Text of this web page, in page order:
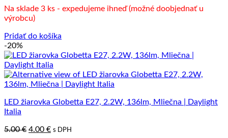
Na sklade 3 ks - expedujeme ihneď (možné doobjednať u
výrobcu)
Pridať do košíka
-20%
LED žiarovka Globetta E27, 2.2W, 136lm, Mliečna | Daylight
Italia
5.00€ Pôvodná
4.00 €Aktuálna
s DPH